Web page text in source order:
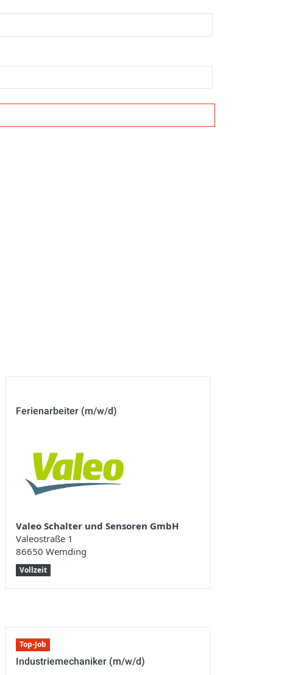
Ferienarbeiter (m/w/d)
Valeo Schalter und Sensoren GmbH
Valeostraße 1
86650 Wemding
Vollzeit
Top-Job
Industriemechaniker (m/w/d)